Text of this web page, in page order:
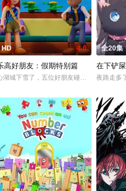
大财团的大小姐・此花雏子的绑架事件
夜剧场推出的，一个关于一个美国家庭
HD 4.0
高好朋友：假期特别篇
湖城下雪了，五位好朋友碰到意想不到的
全20集
在下铲
夜路走多